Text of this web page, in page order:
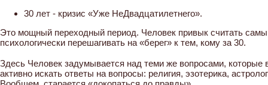
30 лет - кризис «Уже НеДвадцатилетнего».
Это мощный переходный период. Человек привык считать
психологически перешагивать на «берег» к тем, кому за 30.
Здесь Человек задумывается над теми же вопросами,
активно искать ответы на вопросы: религия, эзотерика,